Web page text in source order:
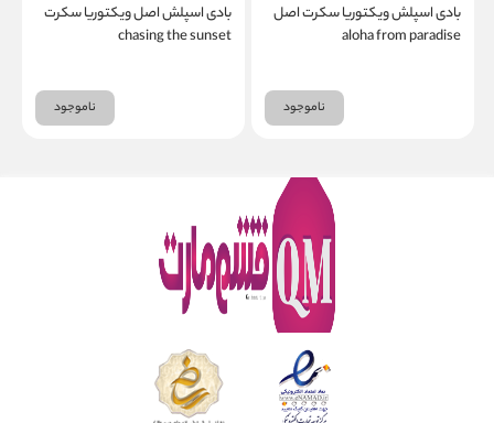
بادی اسپلش ویکتوریا سکرت اصل
aloha from paradise
ناموجود
بادی اسپلش اصل ویکتوریا سکرت
chasing the sunset
ناموجود